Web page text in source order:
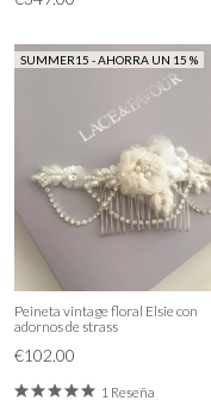
SUMMER15 - AHORRA UN 15 %
Peineta vintage floral Elsie con
adornos de strass
€102.00
1 Reseña